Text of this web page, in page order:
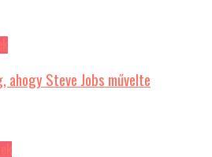
ahogy Steve Jobs művelte